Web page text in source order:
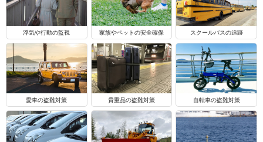
浮気や行動の監視 家族やペットの安全確保 スクールバスの追跡
愛車の盗難対策 貴重品の盗難対策 自転車の盗難対策